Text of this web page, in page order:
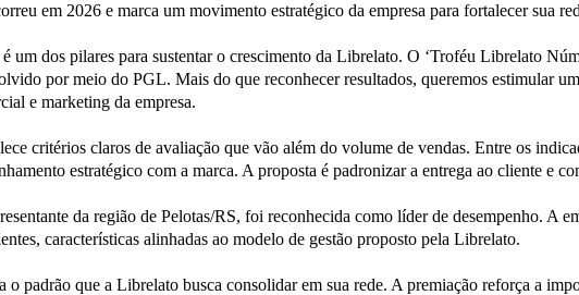
em 2026 e marca um movimento estratégico da empresa para fortalecer sua
um dos pilares para sustentar o crescimento da Librelato. O ‘Troféu Librelato
por meio do PGL. Mais do que reconhecer resultados, queremos estimular
e marketing da empresa.
critérios claros de avaliação que vão além do volume de vendas. Entre os
estratégico com a marca. A proposta é padronizar a entrega ao cliente e
da região de Pelotas/RS, foi reconhecida como líder de desempenho. A
características alinhadas ao modelo de gestão proposto pela Librelato.
padrão que a Librelato busca consolidar em sua rede. A premiação reforça a